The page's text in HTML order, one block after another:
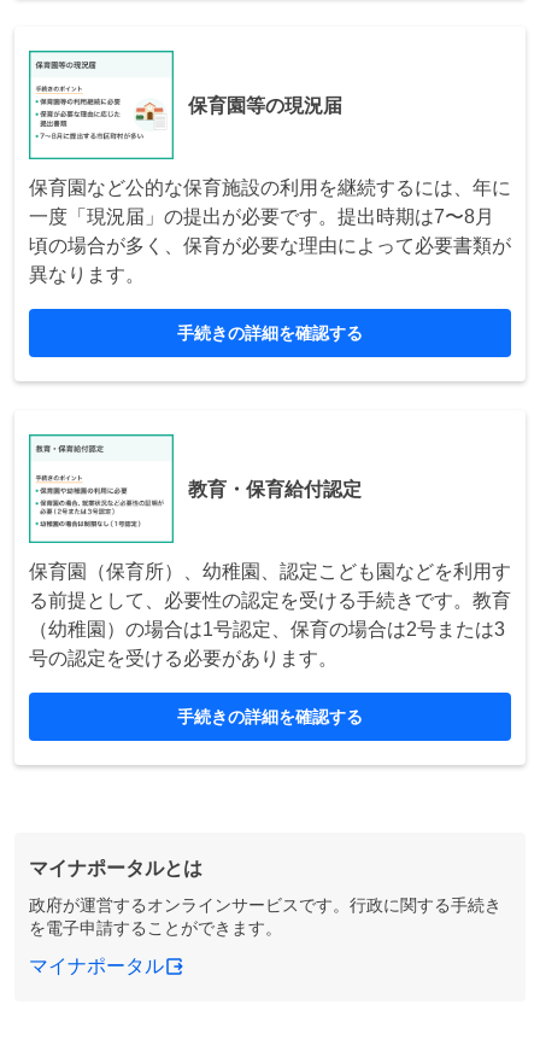
保育園等の現況届
保育園など公的な保育施設の利用を継続するには、年に
一度「現況届」の提出が必要です。提出時期は7〜8月
頃の場合が多く、保育が必要な理由によって必要書類が
異なります。
手続きの詳細を確認する
教育・保育給付認定
保育園（保育所）、幼稚園、認定こども園などを利用す
る前提として、必要性の認定を受ける手続きです。教育
（幼稚園）の場合は1号認定、保育の場合は2号または3
号の認定を受ける必要があります。
手続きの詳細を確認する
マイナポータルとは
政府が運営するオンラインサービスです。行政に関する手続き
を電子申請することができます。
マイナポータル